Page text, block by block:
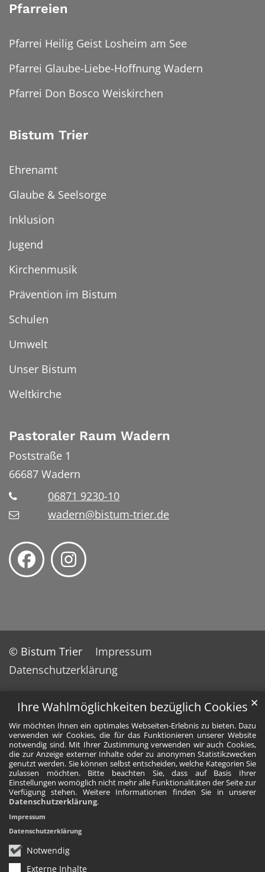
Ihre Wahlmöglichkeiten bezüglich Cookies
Wir möchten Ihnen ein optimales Webseiten-Erlebnis zu bieten. Dazu
verwenden wir Cookies, die für das Funktionieren unserer Website
notwendig sind. Mit Ihrer Zustimmung verwenden wir auch Cookies,
die zur Anzeige externer Inhalte oder zu anonymen Statistikzwecken
genutzt werden. Sie können selbst entscheiden, welche Kategorien Sie
zulassen möchten. Bitte beachten Sie, dass auf Basis Ihrer
Einstellungen womöglich nicht mehr alle Funktionalitäten der Seite zur
Verfügung stehen. Weitere Informationen finden Sie in unserer
Datenschutzerklärung.
Notwendig
Externe Inhalte
✕
Impressum
Datenschutzerklärung
Pfarreien
Pfarrei Heilig Geist Losheim am See
Pfarrei Glaube-Liebe-Hoffnung Wadern
Pfarrei Don Bosco Weiskirchen
Bistum Trier
Ehrenamt
Glaube & Seelsorge
Inklusion
Jugend
Kirchenmusik
Prävention im Bistum
Schulen
Umwelt
Unser Bistum
Weltkirche
Pastoraler Raum Wadern
Poststraße 1
66687 Wadern
06871 9230-10
wadern@bistum-trier.de
© Bistum Trier
Impressum
Datenschutzerklärung